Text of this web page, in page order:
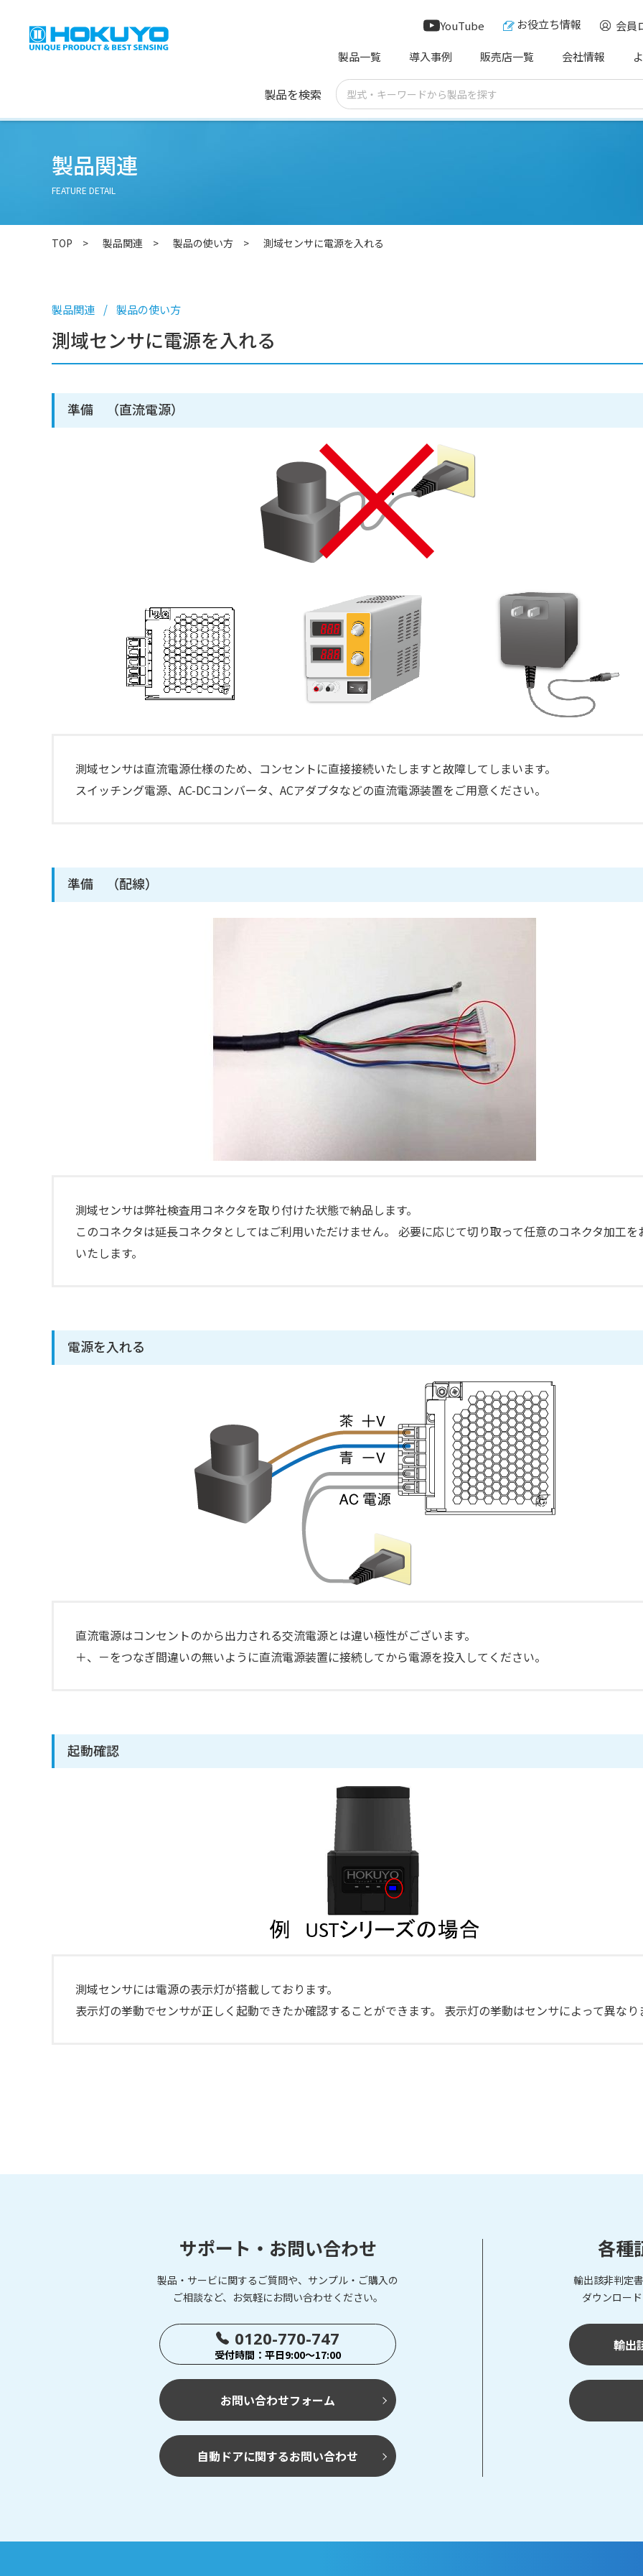
製品一覧 導入事例 販売店一覧 会社情報
YouTube お役立ち情報 会員
製品を検索
製品関連
FEATURE DETAIL
TOP 製品関連 製品の使い方 測域センサに電源を入れる
製品関連 製品の使い方
測域センサに電源を入れる
準備 （直流電源）
測域センサは直流電源仕様のため、コンセントに直接接続いたしますと故障してしまいます。
スイッチング電源、AC-DCコンバータ、ACアダプタなどの直流電源装置をご用意ください。
準備 （配線）
測域センサは弊社検査用コネクタを取り付けた状態で納品します。
このコネクタは延長コネクタとしてはご利用いただけません。 必要に応じて切り取って任意のコネクタ加工を
いたします。
電源を入れる
直流電源はコンセントのから出力される交流電源とは違い極性がございます。
＋、－をつなぎ間違いの無いように直流電源装置に接続してから電源を投入してください。
起動確認
測域センサには電源の表示灯が搭載しております。
表示灯の挙動でセンサが正しく起動できたか確認することができます。 表示灯の挙動はセンサによって異なり
サポート・お問い合わせ
製品・サービに関するご質問や、サンプル・ご購入の
ご相談など、お気軽にお問い合わせください。
0120-770-747
受付時間：平日9:00～17:00
お問い合わせフォーム
自動ドアに関するお問い合わせ
各種
輸出該非判定
ダウンロー
輸出